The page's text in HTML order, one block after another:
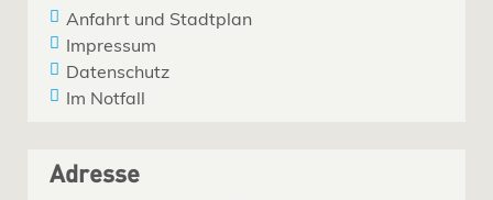
Anfahrt und Stadtplan
Impressum
Datenschutz
Im Notfall
Adresse